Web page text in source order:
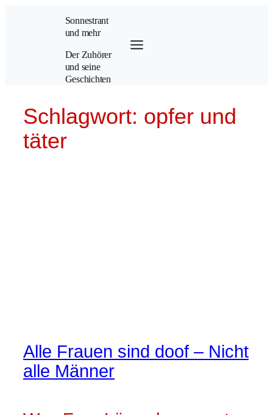
Sonnestrant
und mehr
Der Zuhörer
und seine
Geschichten
Schlagwort: opfer und
täter
Alle Frauen sind doof – Nicht
alle Männer